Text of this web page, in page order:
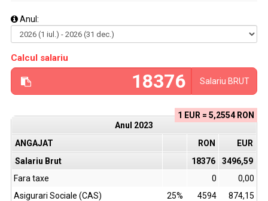
Anul:
Calcul salariu
Salariu BRUT
1 EUR = 5,2554 RON
Anul 2023
ANGAJAT
RON
EUR
Salariu Brut
18376
3496,59
Fara taxe
0
0,00
Asigurari Sociale (CAS)
25% 4594
874,15